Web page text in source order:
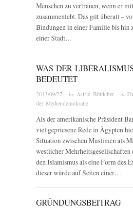
Menschen zu vertrauen, wenn er
zusammenlebt. Das gilt überall –
Bindungen in einer Familie bis hin
einer Stadt…
WAS DER
BEDEUTET
2013/09/27 · by Astrid Bötticher · in
der Mediendemokratie
Als der amerikanische Präsident
viel gepriesene Rede in Ägypten
Situation zwischen Muslimen als
westlicher Mehrheitsgesellschaften
den Islamismus als eine Form des
dieser würde auf Seiten einer…
GRÜNDUNGSBEITRAG